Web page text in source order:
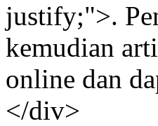
justify;">.
kemudian
online dan
</div>